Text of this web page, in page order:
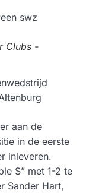
Clubs -
aan de
in de eerste
inleveren.
S” met 1-2 te
Sander Hart,